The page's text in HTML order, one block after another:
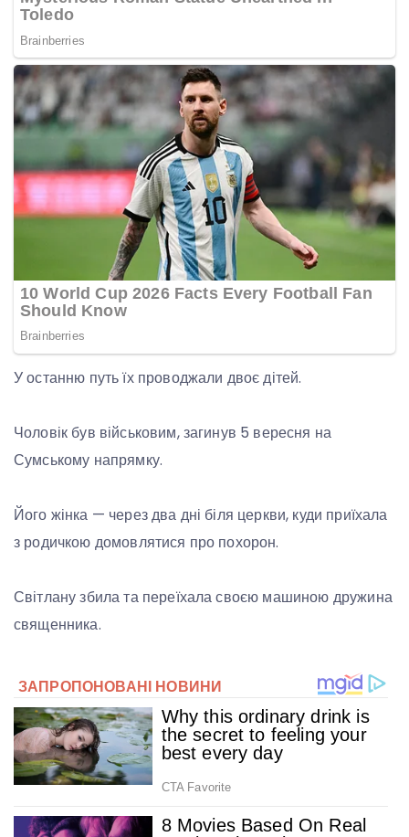
У останню путь їх проводжали двоє дітей.
Чоловік був військовим, загинув 5 вересня на
Сумському напрямку.
Його жінка — через два дні біля церкви, куди приїхала
з родичкою домовлятися про похорон.
Світлану збила та переїхала своєю машиною дружина
священника.